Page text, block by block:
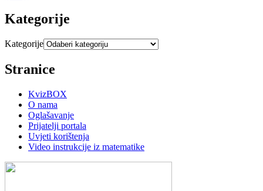
Kategorije
Kategorije
Stranice
KvizBOX
O nama
Oglašavanje
Prijatelji portala
Uvjeti korištenja
Video instrukcije iz matematike